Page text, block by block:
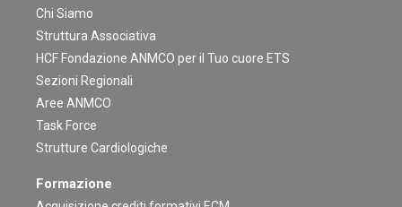
Chi Siamo
Struttura Associativa
HCF Fondazione ANMCO per il Tuo cuore ETS
Sezioni Regionali
Aree ANMCO
Task Force
Strutture Cardiologiche
Formazione